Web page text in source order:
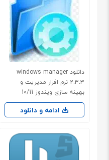
دانلود windows manager
2.3.3 نرم افزار مدیریت و
بهینه سازی ویندوز 10/11
ادامه و دانلود